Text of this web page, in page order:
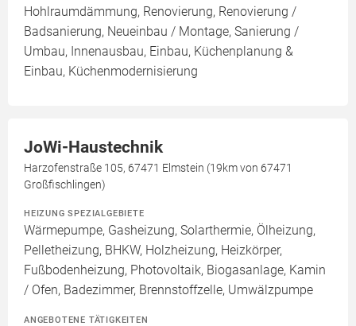
Hohlraumdämmung, Renovierung, Renovierung /
Badsanierung, Neueinbau / Montage, Sanierung /
Umbau, Innenausbau, Einbau, Küchenplanung &
Einbau, Küchenmodernisierung
JoWi-Haustechnik
Harzofenstraße 105, 67471 Elmstein (19km von 67471
Großfischlingen)
HEIZUNG SPEZIALGEBIETE
Wärmepumpe, Gasheizung, Solarthermie, Ölheizung,
Pelletheizung, BHKW, Holzheizung, Heizkörper,
Fußbodenheizung, Photovoltaik, Biogasanlage, Kamin
/ Ofen, Badezimmer, Brennstoffzelle, Umwälzpumpe
ANGEBOTENE TÄTIGKEITEN